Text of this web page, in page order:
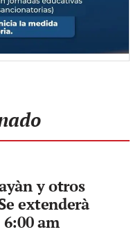
y otros
extenderà
am